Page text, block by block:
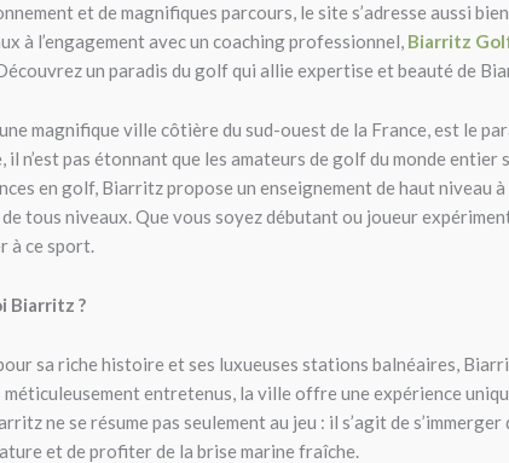
et de magnifiques parcours, le site s’adresse aussi
à l’engagement avec un coaching professionnel, Biarritz
un paradis du golf qui allie expertise et beauté de
magnifique ville côtière du sud-ouest de la France, est le
il n’est pas étonnant que les amateurs de golf du monde
en golf, Biarritz propose un enseignement de haut niveau
tous niveaux. Que vous soyez débutant ou joueur
à ce sport.
Biarritz ?
sa riche histoire et ses luxueuses stations balnéaires,
entretenus, la ville offre une expérience
ne se résume pas seulement au jeu : il s’agit de
et de profiter de la brise marine fraîche.